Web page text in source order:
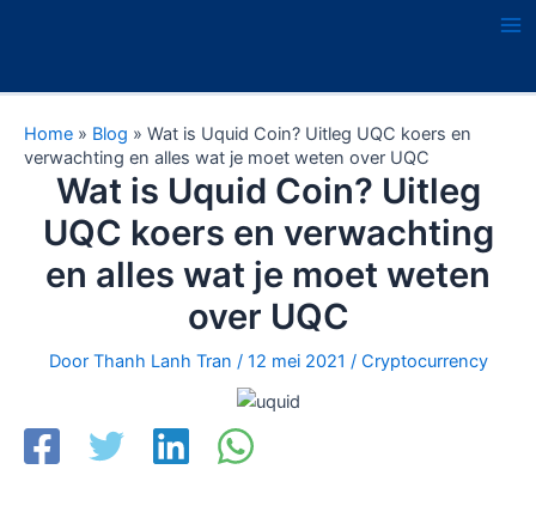
inhoud
Home » Blog » Wat is Uquid Coin? Uitleg UQC koers en
verwachting en alles wat je moet weten over UQC
Wat is Uquid Coin? Uitleg
UQC koers en verwachting
en alles wat je moet weten
over UQC
Door Thanh Lanh Tran / 12 mei 2021 / Cryptocurrency